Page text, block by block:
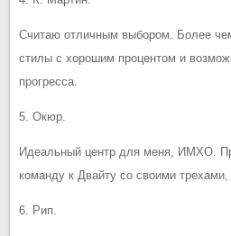
Считаю отличным выбором. Более
стилы с хорошим процентом и
прогресса.
5. Окюр.
Идеальный центр для меня, ИМХО.
команду к Двайту со своими
6. Рип.